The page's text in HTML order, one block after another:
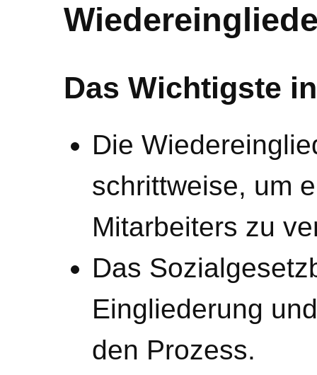
Das Wichtigste
Die
schrittweise, um
Mitarbeiters zu
Das
Eingliederung
den Prozess.